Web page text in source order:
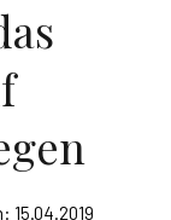
15.04.2019